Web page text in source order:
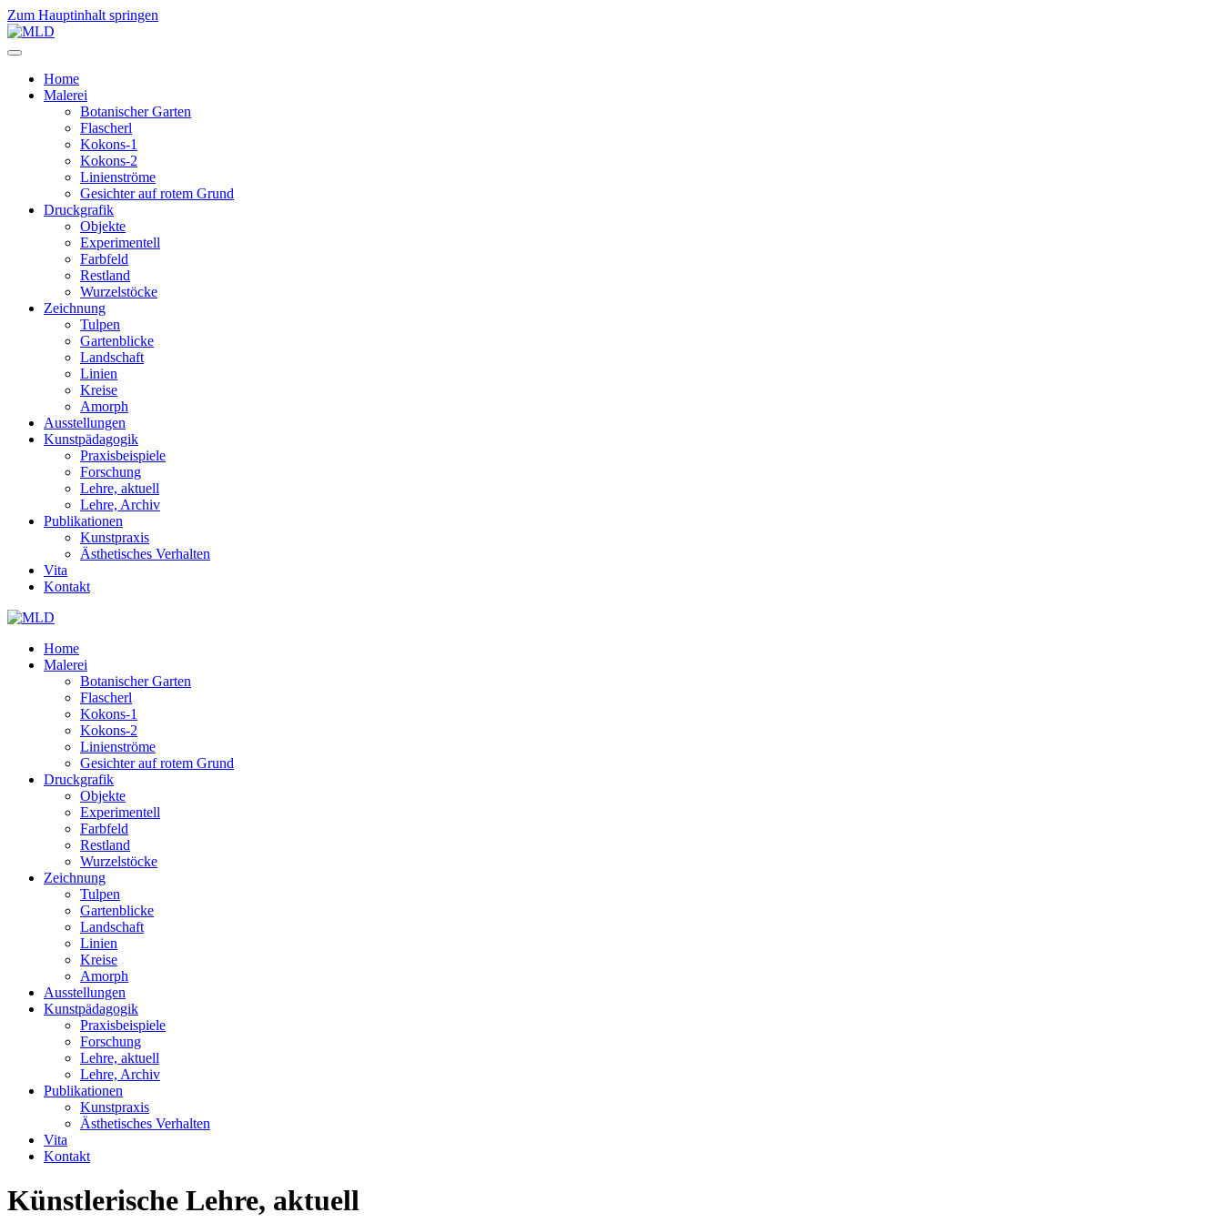
Zum Hauptinhalt springen
Home
Malerei
Botanischer Garten
Flascherl
Kokons-1
Kokons-2
Linienströme
Gesichter auf rotem Grund
Druckgrafik
Objekte
Experimentell
Farbfeld
Restland
Wurzelstöcke
Zeichnung
Tulpen
Gartenblicke
Landschaft
Linien
Kreise
Amorph
Ausstellungen
Kunstpädagogik
Praxisbeispiele
Forschung
Lehre, aktuell
Lehre, Archiv
Publikationen
Kunstpraxis
Ästhetisches Verhalten
Vita
Kontakt
Home
Malerei
Botanischer Garten
Flascherl
Kokons-1
Kokons-2
Linienströme
Gesichter auf rotem Grund
Druckgrafik
Objekte
Experimentell
Farbfeld
Restland
Wurzelstöcke
Zeichnung
Tulpen
Gartenblicke
Landschaft
Linien
Kreise
Amorph
Ausstellungen
Kunstpädagogik
Praxisbeispiele
Forschung
Lehre, aktuell
Lehre, Archiv
Publikationen
Kunstpraxis
Ästhetisches Verhalten
Vita
Kontakt
Künstlerische Lehre, aktuell